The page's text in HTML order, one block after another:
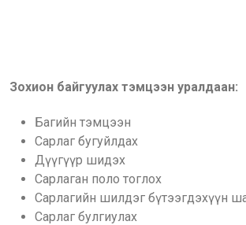
Зохион байгуулах тэмцээн уралдаан:
Багийн тэмцээн
Сарлаг бугуйлдах
Дүүгүүр шидэх
Сарлаган поло тоглох
Сарлагийн шилдэг бүтээгдэхүүн
Сарлаг булгиулах